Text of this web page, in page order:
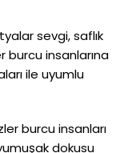
sevgi, saflık
burcu insanlarına
ile uyumlu
burcu insanları
dokusu